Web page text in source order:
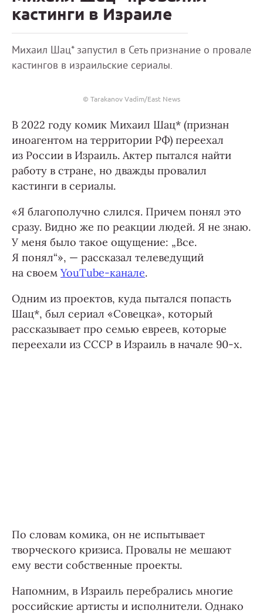
кастинги в Израиле
Михаил Шац* запустил в Сеть признание о провале
кастингов в израильские сериалы.
© Tarakanov Vadim/East News
В 2022 году комик Михаил Шац* (признан
иноагентом на территории РФ) переехал
из России в Израиль. Актер пытался найти
работу в стране, но дважды провалил
кастинги в сериалы.
«Я благополучно слился. Причем понял это
сразу. Видно же по реакции людей. Я не знаю.
У меня было такое ощущение: „Все.
Я понял“», — рассказал телеведущий
на своем YouTube-канале.
Одним из проектов, куда пытался попасть
Шац*, был сериал «Совецка», который
рассказывает про семью евреев, которые
переехали из СССР в Израиль в начале 90-х.
По словам комика, он не испытывает
творческого кризиса. Провалы не мешают
ему вести собственные проекты.
Напомним, в Израиль перебрались многие
российские артисты и исполнители. Однако